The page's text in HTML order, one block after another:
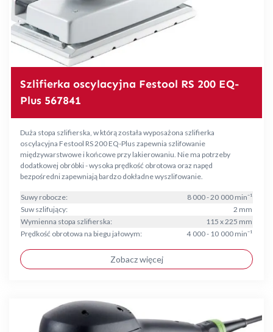
Szlifierka oscylacyjna Festool RS 200 EQ-
Plus 567841
Duża stopa szlifierska, w którą została wyposażona szlifierka
oscylacyjna Festool RS 200 EQ-Plus zapewnia szlifowanie
międzywarstwowe i końcowe przy lakierowaniu. Nie ma potrzeby
dodatkowej obróbki - wysoka prędkość obrotowa oraz napęd
bezpośredni zapewniają bardzo dokładne wyszlifowanie.
Suwy robocze:
8 000 - 20 000 min⁻¹
Suw szlifujący:
2 mm
Wymienna stopa szlifierska:
115 x 225 mm
Prędkość obrotowa na biegu jałowym:
4 000 - 10 000 min⁻¹
Zobacz więcej